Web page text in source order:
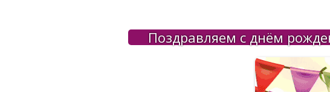
Поздравляем с днём